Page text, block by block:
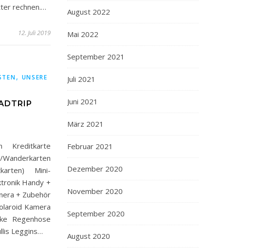
rechnen.…
12. Juli 2019
, UNSERE
Kreditkarte
Mini-
Handy +
+ Zubehör
Kamera
Regenhose
Leggins…
August 2022
Mai 2022
September 2021
Juli 2021
Juni 2021
März 2021
Februar 2021
Dezember 2020
November 2020
September 2020
August 2020